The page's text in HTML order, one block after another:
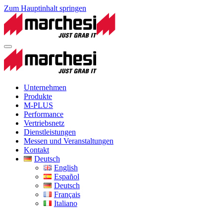
Zum Hauptinhalt springen
Unternehmen
Produkte
M-PLUS
Performance
Vertriebsnetz
Dienstleistungen
Messen und Veranstaltungen
Kontakt
Deutsch
English
Español
Deutsch
Français
Italiano